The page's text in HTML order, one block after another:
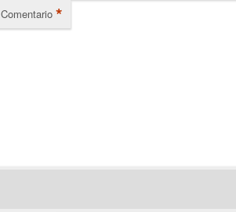
Comentario *